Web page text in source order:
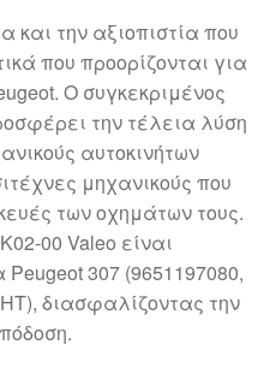
και την αξιοπιστία που
που προορίζονται για
Ο συγκεκριμένος
την τέλεια λύση
αυτοκινήτων
μηχανικούς που
των οχημάτων τους.
00 Valeo είναι
307 (9651197080,
διασφαλίζοντας την